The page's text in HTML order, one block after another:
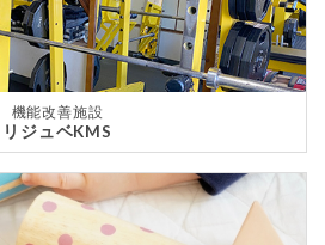
機能改善施設
リジュベKMS